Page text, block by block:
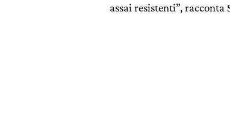
assai resistenti”,